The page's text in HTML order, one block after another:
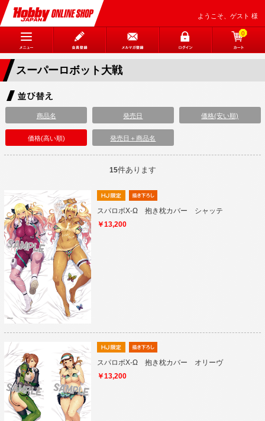
ようこそ、ゲスト 様
0
スーパーロボット大戦
商品名 発売日 価格(安い順)
価格(高い順) 発売日＋商品名
15件あります
スパロボX-Ω 抱き枕カバー シャッテ
￥13,200
スパロボX-Ω 抱き枕カバー オリーヴ
￥13,200